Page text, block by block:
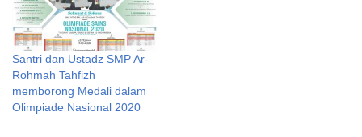
Santri dan Ustadz SMP Ar-
Rohmah Tahfizh
memborong Medali dalam
Olimpiade Nasional 2020